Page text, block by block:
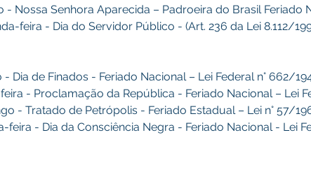
- Nossa Senhora Aparecida – Padroeira do Brasil Feriado
feira - Dia do Servidor Público - (Art. 236 da Lei 8.112/
- Dia de Finados - Feriado Nacional – Lei Federal n° 662/
- Proclamação da República - Feriado Nacional – Lei
- Tratado de Petrópolis - Feriado Estadual – Lei n° 57/
feira - Dia da Consciência Negra - Feriado Nacional - Lei